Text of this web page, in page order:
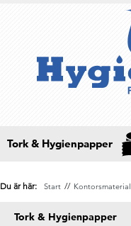
Tork & Hygienpapper
Du är här: Start // Kontorsmaterial
Tork & Hygienpapper